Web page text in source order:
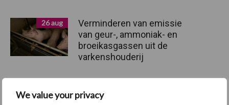
We value your privacy
26 aug
Verminderen van emissie
van geur-, ammoniak- en
broeikasgassen uit de
varkenshouderij
30 apr
Nieuw onderzoeksproject